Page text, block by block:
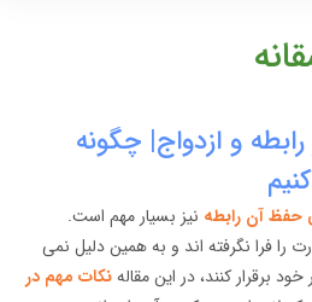
رابطه و ازدواج| چگونه
حفظ آن رابطه نیز بسیار مهم است.
را فرا نگرفته اند و به همین دلیل نمی
برقرار کنند، در این مقالهنکات مهم در